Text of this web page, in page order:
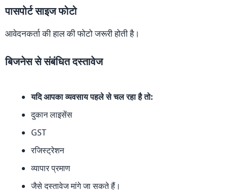
पासपोर्ट साइज फोटो
आवेदनकर्ता की हाल की फोटो जरूरी होती है।
बिजनेस से संबंधित दस्तावेज
यदि आपका व्यवसाय पहले से चल रहा है तो:
दुकान लाइसेंस
GST
रजिस्ट्रेशन
व्यापार प्रमाण
जैसे दस्तावेज मांगे जा सकते हैं।